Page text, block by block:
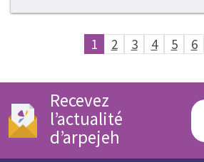
1 2 3 4 5 6
Recevez
l’actualité
d’arpejeh